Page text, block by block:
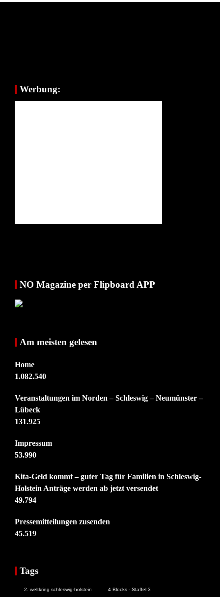
Werbung:
NO Magazine per Flipboard APP
Am meisten gelesen
Home
1.082.540
Veranstaltungen im Norden – Schleswig – Neumünster –
Lübeck
131.925
Impressum
53.990
Kita-Geld kommt – guter Tag für Familien in Schleswig-
Holstein Anträge werden ab jetzt versendet
49.794
Pressemitteilungen zusenden
45.519
Tags
2. weltkrieg schleswig-holstein 4 Blocks - Staffel 3